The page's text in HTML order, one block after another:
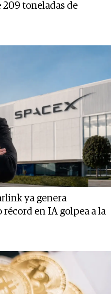
209 toneladas de
ya genera
récord en IA golpea a la